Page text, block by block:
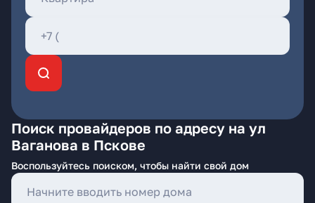
Поиск провайдеров по адресу на ул
Ваганова в Пскове
Воспользуйтесь поиском, чтобы найти свой дом